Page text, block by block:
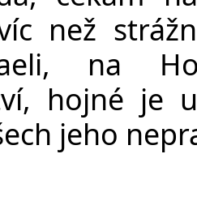
než
na
hojné je
jeho